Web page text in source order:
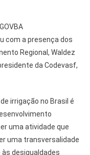
com a presença dos
Regional, Waldez
da Codevasf,
irrigação no Brasil é
uma atividade que
uma transversalidade
desigualdades